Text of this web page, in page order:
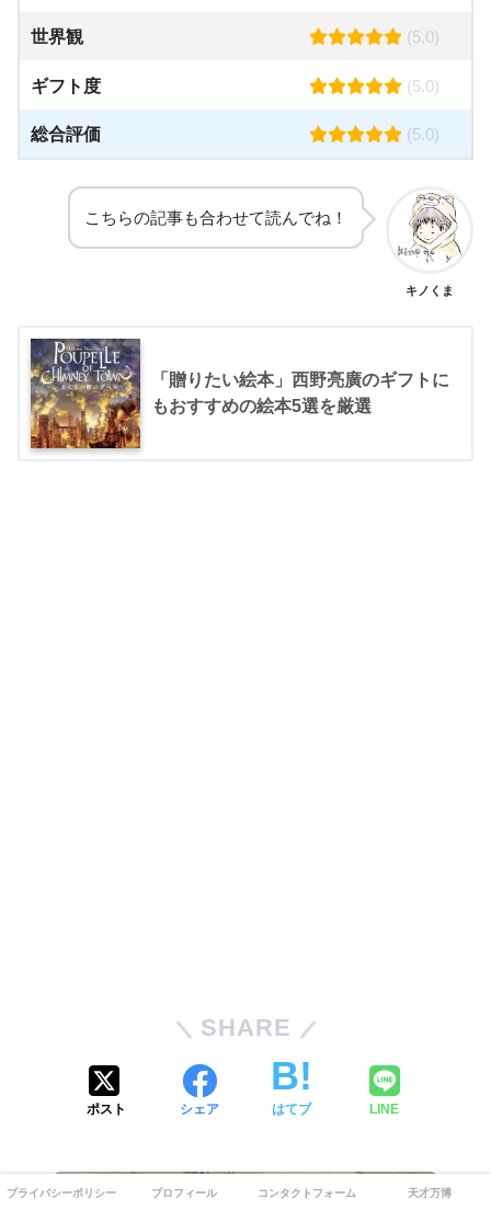
世界観 (5.0)
ギフト度 (5.0)
総合評価 (5.0)
こちらの記事も合わせて読んでね！
キノくま
「贈りたい絵本」西野亮廣のギフトに
もおすすめの絵本5選を厳選
SHARE
ポスト シェア はてブ LINE
プライバシーポリシー プロフィール コンタクトフォーム 天才万博